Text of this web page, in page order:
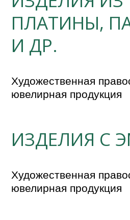
ПЛАТИНЫ,
И ДР.
Художественная
ювелирная продукция
ИЗДЕЛИЯ С
Художественная
ювелирная продукция